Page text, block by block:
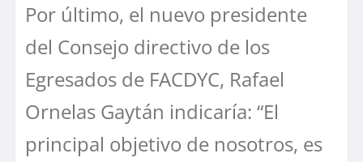
Por último, el nuevo presidente
del Consejo directivo de los
Egresados de FACDYC, Rafael
Ornelas Gaytán indicaría: “El
principal objetivo de nosotros, es